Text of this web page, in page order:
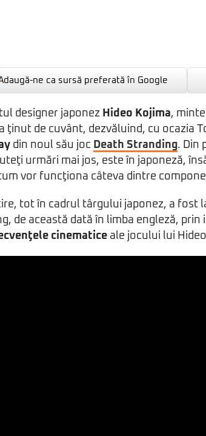
ne ca sursă preferată în Google
designer japonez Hideo Kojima,
ţinut de cuvânt, dezvăluind, cu ocazia
din noul său joc Death Stranding. Din
urmări mai jos, este în japoneză,
vor funcţiona câteva dintre
tot în cadrul târgului japonez, a fost
de această dată în limba engleză,
cinematice ale jocului lui